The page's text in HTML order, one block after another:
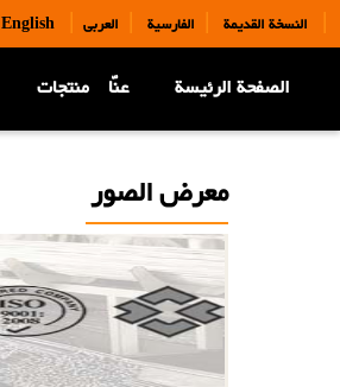
English| النسخة القديمة | الفارسية | العربی |
الصفحة الرئيسة عنّا منتجات
معرض الصور